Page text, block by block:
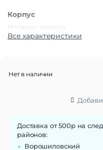
Корпус
Материал корпуса
Размеры (ШxВxТ)
Дисплей
Все характеристики
Нет в наличии
Доставка от 500р на
районов:
Ворошиловский